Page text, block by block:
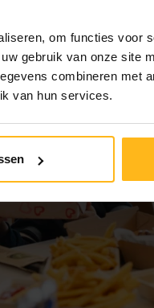
om functies voor
gebruik van onze site
combineren met
van hun services.